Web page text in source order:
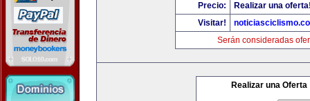
Precio:
Realizar una
Visitar!
Serán consideradas
Realizar una Oferta